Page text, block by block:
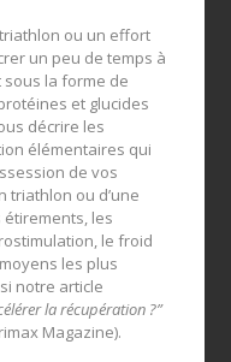
ou un effort
un peu de temps à
la forme de
et glucides
décrire les
élémentaires qui
de vos
triathlon ou d’une
les
le froid
les plus
notre article
la récupération ?”
Magazine).